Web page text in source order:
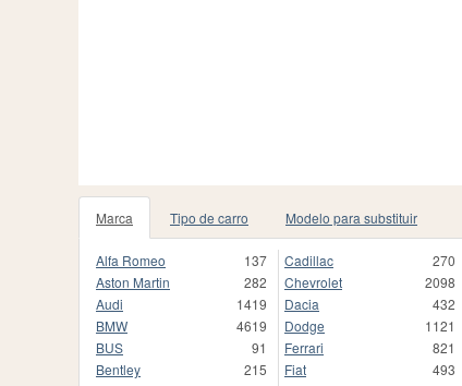
Marca Tipo de carro Modelo para substituir
Alfa Romeo
137
Aston Martin
282
Audi
1419
BMW
4619
BUS
91
Bentley
215
Cadillac
270
Chevrolet
2098
Dacia
432
Dodge
1121
Ferrari
821
Fiat
493